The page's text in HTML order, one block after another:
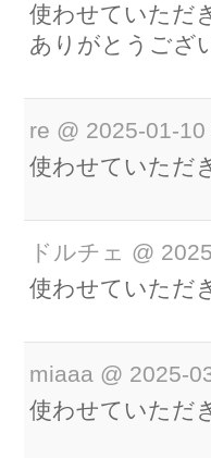
使わせていただ
ありがとうござ
re @ 2025-01-
使わせていただ
ドルチェ @
使わせていただ
miaaa @ 2025-
使わせていただ